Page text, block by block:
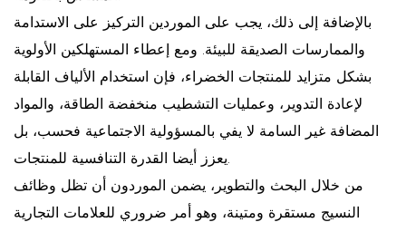
بالإضافة إلى ذلك، يجب على الموردين التركيز على الاستدامة
والممارسات الصديقة للبيئة. ومع إعطاء المستهلكين الأولوية
بشكل متزايد للمنتجات الخضراء، فإن استخدام الألياف القابلة
لإعادة التدوير، وعمليات التشطيب منخفضة الطاقة، والمواد
المضافة غير السامة لا يفي بالمسؤولية الاجتماعية فحسب، بل
من خلال البحث والتطوير، يضمن الموردون أن تظل وظائف
النسيج مستقرة ومتينة، وهو أمر ضروري للعلامات التجارية